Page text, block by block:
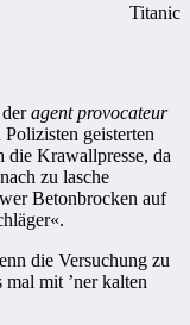
Titanic
agent provocateur
geisterten
die Krawallpresse, da
zu lasche
Beton­brocken auf
die Versuchung zu
mit ’ner kalten